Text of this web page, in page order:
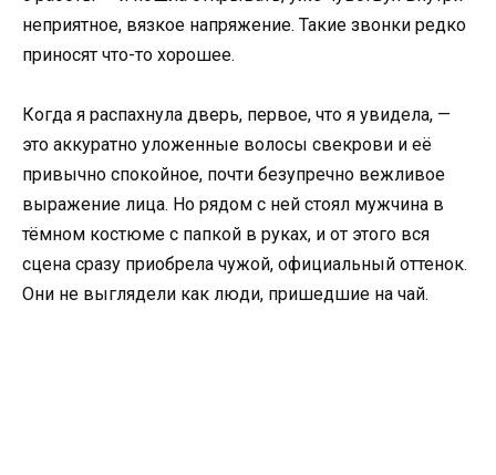
неприятное, вязкое напряжение. Такие звонки редко
приносят что-то хорошее.
Когда я распахнула дверь, первое, что я увидела, —
это аккуратно уложенные волосы свекрови и её
привычно спокойное, почти безупречно вежливое
выражение лица. Но рядом с ней стоял мужчина в
тёмном костюме с папкой в руках, и от этого вся
сцена сразу приобрела чужой, официальный оттенок.
Они не выглядели как люди, пришедшие на чай.